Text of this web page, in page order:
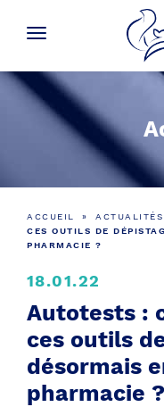
ACCUEIL » ACTUALITÉS
CES OUTILS DE
PHARMACIE ?
18.01.22
Autotests :
ces outils
désormais
pharmacie ?